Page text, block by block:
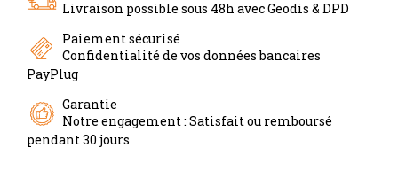
Livraison possible sous 48h avec Geodis & DPD
Paiement sécurisé
Confidentialité de vos données bancaires
PayPlug
Garantie
Notre engagement : Satisfait ou remboursé
pendant 30 jours